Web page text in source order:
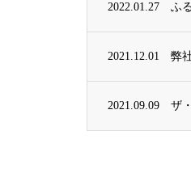
2022.01.27 ふ
2021.12.01 弊
2021.09.09 ザ